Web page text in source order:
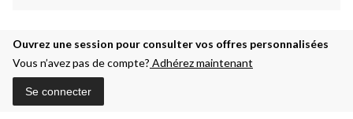
Ouvrez une session pour consulter vos offres personnalisées
Vous n’avez pas de compte? Adhérez maintenant
Se connecter